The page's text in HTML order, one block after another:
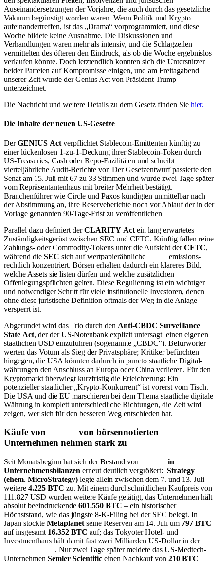
Auseinandersetzungen der Vorjahre, die auch durch das gesetzliche
Vakuum begünstigt worden waren. Wenn Politik und Krypto
aufeinandertreffen, ist das „Drama“ vorprogrammiert, und diese
Woche bildete keine Ausnahme. Die Diskussionen und
Verhandlungen waren mehr als intensiv, und die Schlagzeilen
vermittelten des öfteren den Eindruck, als ob die Woche ergebnislos
verlaufen könnte. Doch letztendlich konnten sich die Unterstützer
beider Parteien auf Kompromisse einigen, und am Freitagabend
unserer Zeit wurde der Genius Act von Präsident Trump
unterzeichnet.
Die Nachricht und weitere Details zu dem Gesetz finden Sie hier.
Die Inhalte der neuen US‑Gesetze
DerGENIUS Act verpflichtet Stablecoin‑Emittenten künftig zu
einer lückenlosen 1‑zu‑1‑Deckung ihrer Stablecoin-Token durch
US‑Treasuries, Cash oder Repo‑Fazilitäten und schreibt
vierteljährliche Audit‑Berichte vor. Der Gesetzentwurf passierte den
Senat am 15. Juli mit 67 zu 33 Stimmen und wurde zwei Tage später
vom Repräsentanten­haus mit breiter Mehrheit bestätigt.
Branchenführer wie Circle und Paxos kündigten unmittelbar nach
der Abstimmung an, ihre Reserve­berichte noch vor Ablauf der in der
Vorlage genannten 90‑Tage‑Frist zu veröffentlichen.
Parallel dazu definiert derCLARITY Act ein lang erwartetes
Zuständigkeits­gerüst zwischen SEC und CFTC. Künftig fallen reine
Zahlungs‑ oder Commodity‑Tokens unter die Aufsicht derCFTC,
während die SEC sich auf wertpapier­ähnliche
emissions­
rechtlich konzentriert. Börsen erhalten dadurch ein klareres Bild,
welche Assets sie listen dürfen und welche zusätzlichen
Offenlegungs­pflichten gelten. Diese Regulierung ist ein wichtiger
und notwendiger Schritt für viele institutionelle Investoren, denen
ohne diese juristische Definition oftmals der Weg in die Anlage
versperrt ist.
Abgerundet wird das Trio durch den Anti‑CBDC Surveillance
State Act, der der US‑Notenbank explizit untersagt, einen eigenen
staatlichen USD einzuführen (sogenannte „CBDC“). Befürworter
werten das Votum als Sieg der Privatsphäre; Kritiker befürchten
hingegen, die USA könnten dadurch in puncto staatliche Digital­
währungen den Anschluss an Europa oder China verlieren. Für den
Kryptomarkt überwiegt kurzfristig die Erleichterung: Ein
potenzieller staatlicher „Krypto‑Konkurrent“ ist vorerst vom Tisch.
Die USA und die EU marschieren bei dem Thema staatliche digitale
Währung in komplett unterschiedliche Richtungen, die Zeit wird
zeigen, wer sich für den besseren Weg entschieden hat.
Käufe von
von börsennotierten
Unternehmen nehmen stark zu
Seit Monatsbeginn hat sich der Bestand von
in
Unternehmensbilanzen erneut deutlich vergrößert: Strategy
(ehem. MicroStrategy) legte allein zwischen dem 7. und 13. Juli
weitere 4.225 BTC zu. Mit einem durchschnittlichen Kaufpreis von
111.827 USD wurden weitere Käufe getätigt, das Unternehmen hält
absolut beeindruckende 601.550 BTC – ein historischer
Höchststand, wie das jüngste 8-K-Filing bei der SEC belegt. In
Japan stockte Metaplanet seine Reserven am 14. Juli um 797 BTC
auf insgesamt 16.352 BTC auf; das Tokyoter Hotel- und
Investmenthaus hält damit fast zwei Milliarden US-Dollar in der
. Nur zwei Tage später meldete das US-Medtech-
Unternehmen Semler Scientific einen Nachkauf von 210 BTC